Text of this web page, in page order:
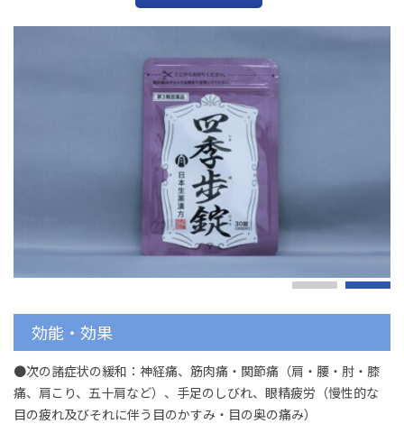
効能・効果
●次の諸症状の緩和：神経痛、筋肉痛・関節痛（肩・腰・肘・膝
痛、肩こり、五十肩など）、手足のしびれ、眼精疲労（慢性的な
目の疲れ及びそれに伴う目のかすみ・目の奥の痛み）